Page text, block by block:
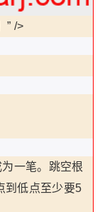
” />
一笔。跳空根
到低点至少要5